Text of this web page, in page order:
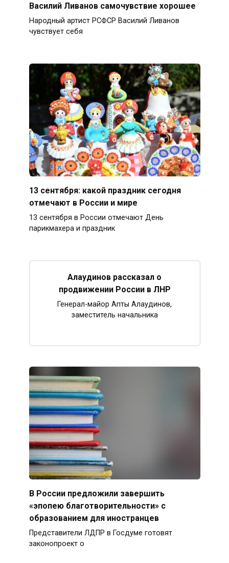
Василий Ливанов самочувствие хорошее
Народный артист РСФСР Василий Ливанов
чувствует себя
13 сентября: какой праздник сегодня
отмечают в России и мире
13 сентября в России отмечают День
парикмахера и праздник
Алаудинов рассказал о
продвижении России в ЛНР
Генерал-майор Апты Алаудинов,
заместитель начальника
В России предложили завершить
«эпопею благотворительности» с
образованием для иностранцев
Представители ЛДПР в Госдуме готовят
законопроект о